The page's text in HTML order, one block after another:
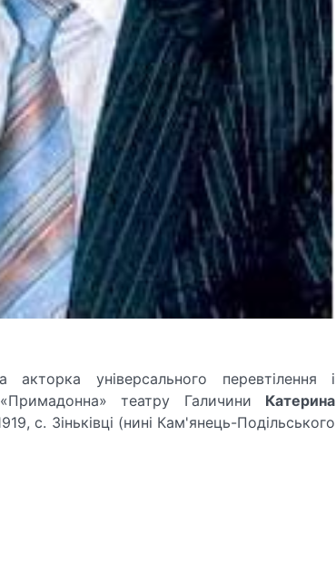
акторка універсального перевтілення і
театру Галичини Катерина
с. Зіньківці (нині Кам'янець-Подільського